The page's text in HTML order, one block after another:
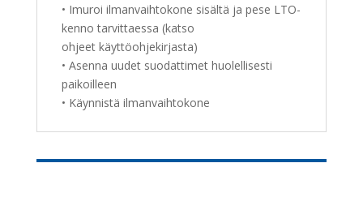
• Imuroi ilmanvaihtokone sisältä ja pese LTO-
kenno tarvittaessa (katso
ohjeet käyttöohjekirjasta)
• Asenna uudet suodattimet huolellisesti
paikoilleen
• Käynnistä ilmanvaihtokone